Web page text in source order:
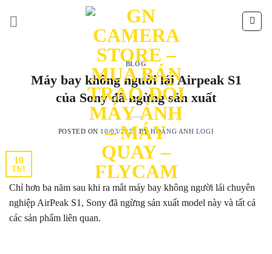
BLOG
Máy bay không người lái Airpeak S1
của Sony đã ngừng sản xuất
POSTED ON 10/03/2025 BYHOÀNG ANH LOGI
10
Th3
Chỉ hơn ba năm sau khi ra mắt máy bay không người lái chuyên
nghiệp AirPeak S1, Sony đã ngừng sản xuất model này và tất cả
các sản phẩm liên quan.